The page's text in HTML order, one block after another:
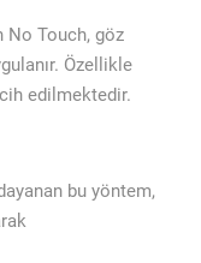
No Touch, göz
Özellikle
edilmektedir.
bu yöntem,